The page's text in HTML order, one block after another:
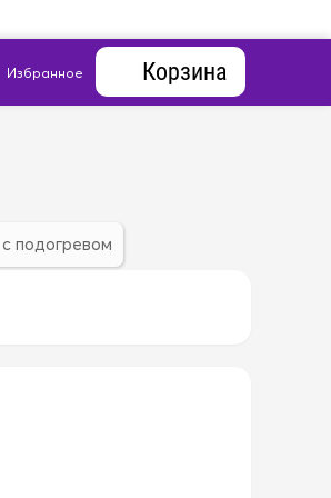
Корзина
с подогревом